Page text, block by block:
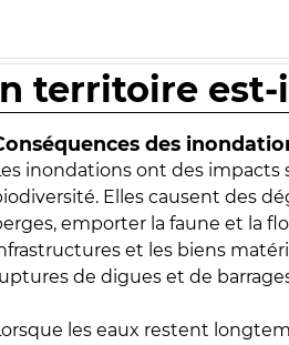
territoire
des
inondations ont des
Elles causent des
emporter la faune et la
et les biens
de digues et de
les eaux restent